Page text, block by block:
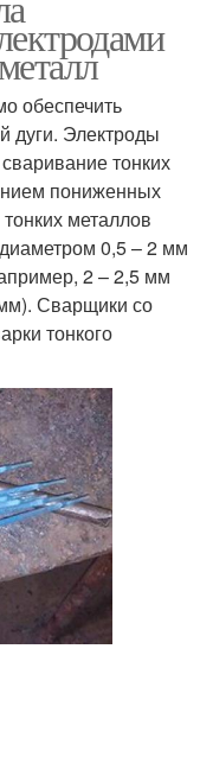
обеспечить
дуги. Электроды
тонких
пониженных
металлов
0,5 – 2 мм
2 – 2,5 мм
Сварщики со
тонкого